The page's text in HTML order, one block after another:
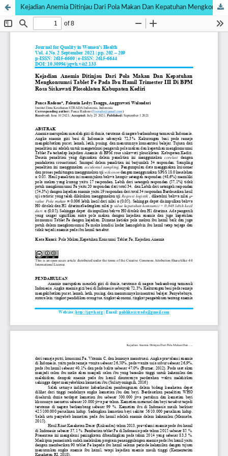
Kejadian Anemia Ditinjau Dari Pola Makan Dan Kepatuhan Mengkonsumsi Tablet Fe Pada Ibu Hamil Trimester III Di BPM Rosa Siskawati Plosoklaten Kabupaten Kediri